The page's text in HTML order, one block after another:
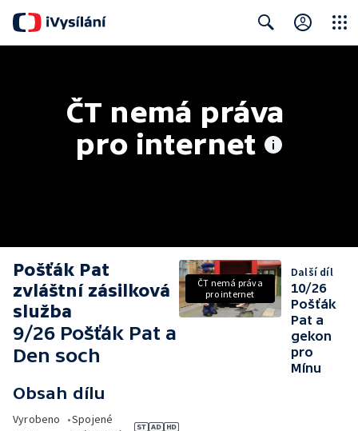
ČT nemá práva
pro internet
Pošťák Pat
zvláštní zásilková
služba
9/26 Pošťák Pat a
Den soch
Obsah dílu
Vyrobeno
•Spojené
ČT nemá práva
pro internet
Další díl
10/26
Pošťák
Pat a
gekon
pro
Mínu